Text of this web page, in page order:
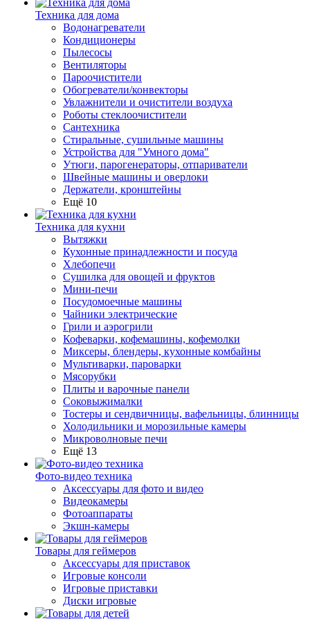
Техника для дома
Водонагреватели
Кондиционеры
Пылесосы
Вентиляторы
Пароочистители
Обогреватели/конвекторы
Увлажнители и очистители воздуха
Роботы стеклоочистители
Сантехника
Стиральные, сушильные машины
Устройства для "Умного дома"
Утюги, парогенераторы, отпариватели
Швейные машины и оверлоки
Держатели, кронштейны
Ещё 10
Техника для кухни
Вытяжки
Кухонные принадлежности и посуда
Хлебопечи
Сушилка для овощей и фруктов
Мини-печи
Посудомоечные машины
Чайники электрические
Грили и аэрогрили
Кофеварки, кофемашины, кофемолки
Миксеры, блендеры, кухонные комбайны
Мультиварки, пароварки
Мясорубки
Плиты и варочные панели
Соковыжималки
Тостеры и сендвичницы, вафельницы, блинницы
Холодильники и морозильные камеры
Микроволновые печи
Ещё 13
Фото-видео техника
Аксессуары для фото и видео
Видеокамеры
Фотоаппараты
Экшн-камеры
Товары для геймеров
Аксессуары для приставок
Игровые консоли
Игровые приставки
Диски игровые